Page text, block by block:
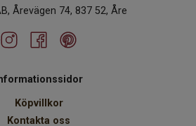
Årevägen 74, 837 52, Åre
Köpvillkor
Kontakta oss